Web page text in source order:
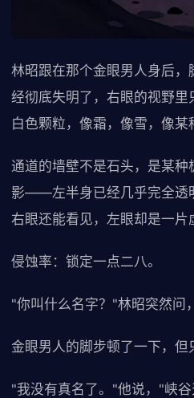
林昭跟在那个金眼男人身后
经彻底失明了，右眼的视野
白色颗粒，像霜，像雪，像某
通道的墙壁不是石头，是某
影——左半身已经几乎完全透
右眼还能看见，左眼却是一片
侵蚀率：锁定一点二八。
"你叫什么名字？"林昭突然问
金眼男人的脚步顿了一下，但
"我没有真名了。"他说，"峡